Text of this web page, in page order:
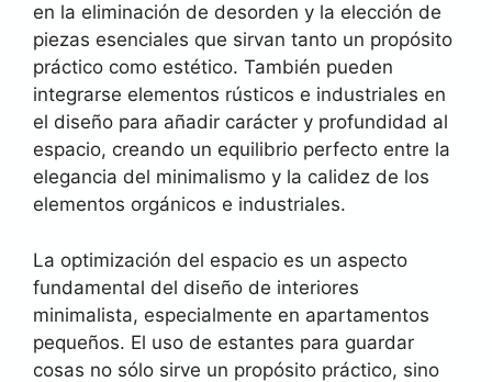
en la eliminación de desorden y la elección de
piezas esenciales que sirvan tanto un propósito
práctico como estético. También pueden
integrarse elementos rústicos e industriales en
el diseño para añadir carácter y profundidad al
espacio, creando un equilibrio perfecto entre la
elegancia del minimalismo y la calidez de los
elementos orgánicos e industriales.
La optimización del espacio es un aspecto
fundamental del diseño de interiores
minimalista, especialmente en apartamentos
pequeños. El uso de estantes para guardar
cosas no sólo sirve un propósito práctico, sino